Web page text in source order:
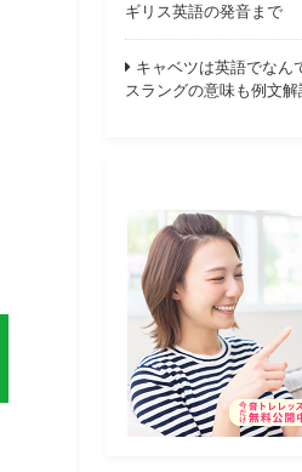
ギリス英語の発音まで
キャベツは英語でなん
スラングの意味も例文解